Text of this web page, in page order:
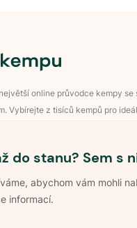
do stanu? Sem s
abychom vám mohli
informací.
online průvodce kempy se
Vybírejte z tisíců kempů pro